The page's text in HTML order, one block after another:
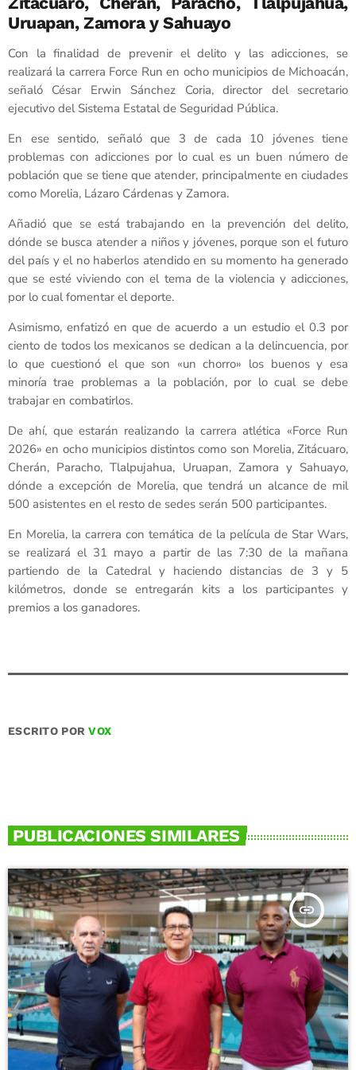
Uruapan, Zamora y Sahuayo
Con la finalidad de prevenir el delito y las adicciones, se
realizará la carrera Force Run en ocho municipios de Michoacán,
señaló César Erwin Sánchez Coria, director del secretario
ejecutivo del Sistema Estatal de Seguridad Pública.
En ese sentido, señaló que 3 de cada 10 jóvenes tiene
problemas con adicciones por lo cual es un buen número de
población que se tiene que atender, principalmente en ciudades
como Morelia, Lázaro Cárdenas y Zamora.
Añadió que se está trabajando en la prevención del delito,
dónde se busca atender a niños y jóvenes, porque son el futuro
del país y el no haberlos atendido en su momento ha generado
que se esté viviendo con el tema de la violencia y adicciones,
por lo cual fomentar el deporte.
Asimismo, enfatizó en que de acuerdo a un estudio el 0.3 por
ciento de todos los mexicanos se dedican a la delincuencia, por
lo que cuestionó el que son «un chorro» los buenos y esa
minoría trae problemas a la población, por lo cual se debe
trabajar en combatirlos.
De ahí, que estarán realizando la carrera atlética «Force Run
2026» en ocho municipios distintos como son Morelia, Zitácuaro,
Cherán, Paracho, Tlalpujahua, Uruapan, Zamora y Sahuayo,
dónde a excepción de Morelia, que tendrá un alcance de mil
500 asistentes en el resto de sedes serán 500 participantes.
En Morelia, la carrera con temática de la película de Star Wars,
se realizará el 31 mayo a partir de las 7:30 de la mañana
partiendo de la Catedral y haciendo distancias de 3 y 5
kilómetros, donde se entregarán kits a los participantes y
premios a los ganadores.
ESCRITO PORVOX
PUBLICACIONES SIMILARES
insert_link